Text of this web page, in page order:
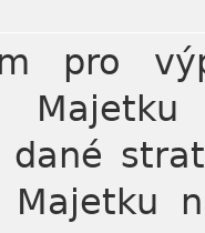
pro
dané
Majetku